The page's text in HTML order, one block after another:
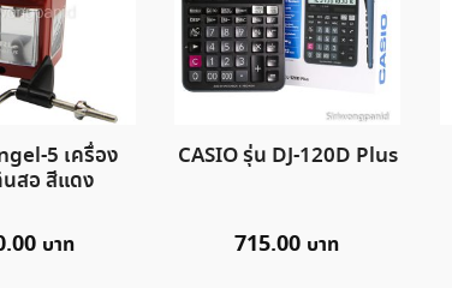
5 เครื่อง
นสอ สีแดง
CASIO รุ่น DJ-120D Plus
715.00